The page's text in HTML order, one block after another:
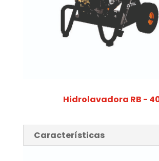
Hidrolavadora RB -
Características